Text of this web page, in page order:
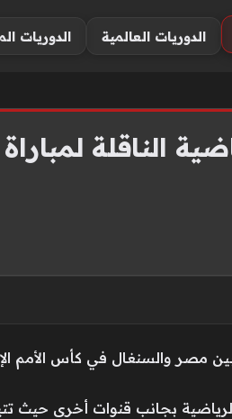
الدوريات العالمية الدوريات
الناقلة
مصر والسنغال في كأس الأمم
بجانب قنوات أخرى حيث